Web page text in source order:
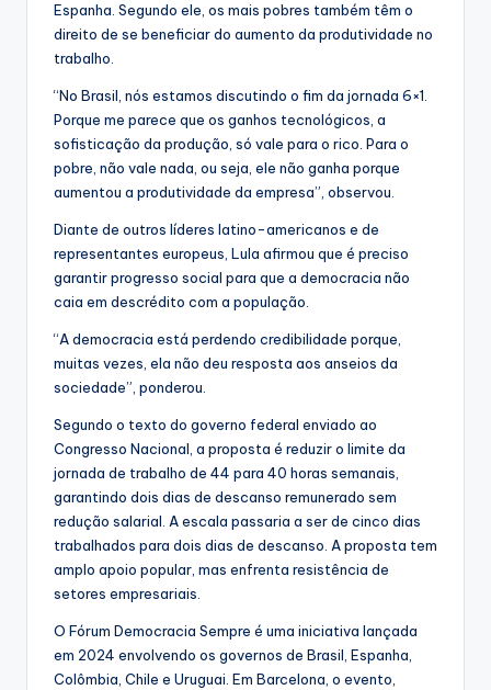
Espanha. Segundo ele, os mais pobres também têm o
direito de se beneficiar do aumento da produtividade no
trabalho.
“No Brasil, nós estamos discutindo o fim da jornada 6×1.
Porque me parece que os ganhos tecnológicos, a
sofisticação da produção, só vale para o rico. Para o
pobre, não vale nada, ou seja, ele não ganha porque
aumentou a produtividade da empresa”, observou.
Diante de outros líderes latino-americanos e de
representantes europeus, Lula afirmou que é preciso
garantir progresso social para que a democracia não
caia em descrédito com a população.
“A democracia está perdendo credibilidade porque,
muitas vezes, ela não deu resposta aos anseios da
sociedade”, ponderou.
Segundo o texto do governo federal enviado ao
Congresso Nacional, a proposta é reduzir o limite da
jornada de trabalho de 44 para 40 horas semanais,
garantindo dois dias de descanso remunerado sem
redução salarial. A escala passaria a ser de cinco dias
trabalhados para dois dias de descanso. A proposta tem
amplo apoio popular, mas enfrenta resistência de
setores empresariais.
O Fórum Democracia Sempre é uma iniciativa lançada
em 2024 envolvendo os governos de Brasil, Espanha,
Colômbia, Chile e Uruguai. Em Barcelona, o evento,